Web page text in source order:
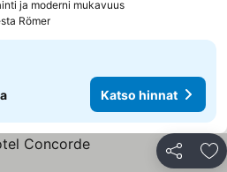
ja moderni mukavuusKatso hinnat
Römer
Katso hinnat
Jaa